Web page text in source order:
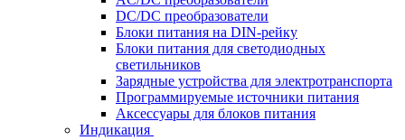
DC/DC преобразователи
Блоки питания на DIN-рейку
Блоки питания для светодиодных
светильников
Зарядные устройства для электротранспорта
Программируемые источники питания
Аксессуары для блоков питания
Индикация